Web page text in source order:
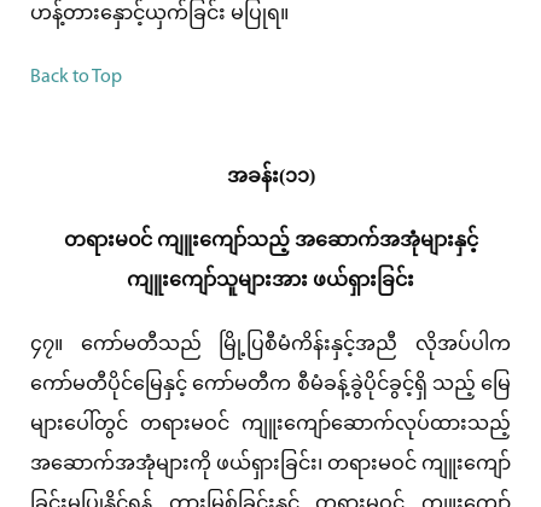
ဟန့်တားနှောင့်ယှက်ခြင်း မပြုရ။
Back to Top
အခန်း(၁၁)
တရားမ၀င် ကျူးကျော်သည့် အဆောက်အအုံများနှင့်
ကျူးကျော်သူများအား ဖယ်ရှားခြင်း
၄၇။ ကော်မတီသည် မြို့ပြစီမံကိန်းနှင့်အညီ လိုအပ်ပါက
ကော်မတီပိုင်မြေနှင့် ကော်မတီက စီမံခန့်ခွဲပိုင်ခွင့်ရှိ သည့် မြေ
များပေါ်တွင် တရားမဝင် ကျူးကျော်ဆောက်လုပ်ထားသည့်
အဆောက်အအုံများကို ဖယ်ရှားခြင်း၊ တရားမဝင် ကျူးကျော်
ခြင်းမပြုနိုင်ရန် တားမြစ်ခြင်းနှင့် တရားမဝင် ကျူးကျော်